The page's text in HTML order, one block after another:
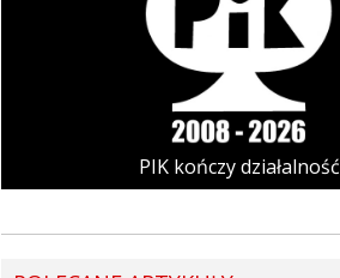
PIK kończy działalność